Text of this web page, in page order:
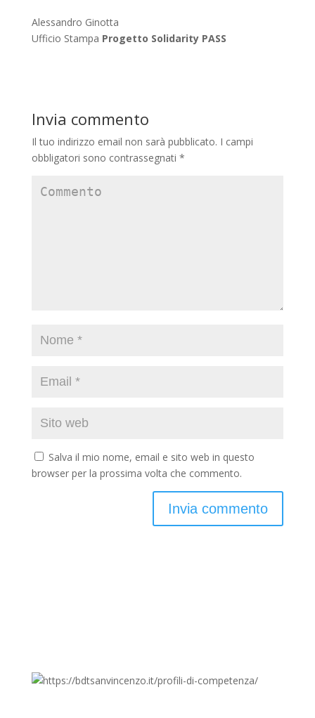
Alessandro Ginotta
Ufficio Stampa Progetto Solidarity PASS
Invia commento
Il tuo indirizzo email non sarà pubblicato. I campi
obbligatori sono contrassegnati *
Salva il mio nome, email e sito web in questo
browser per la prossima volta che commento.